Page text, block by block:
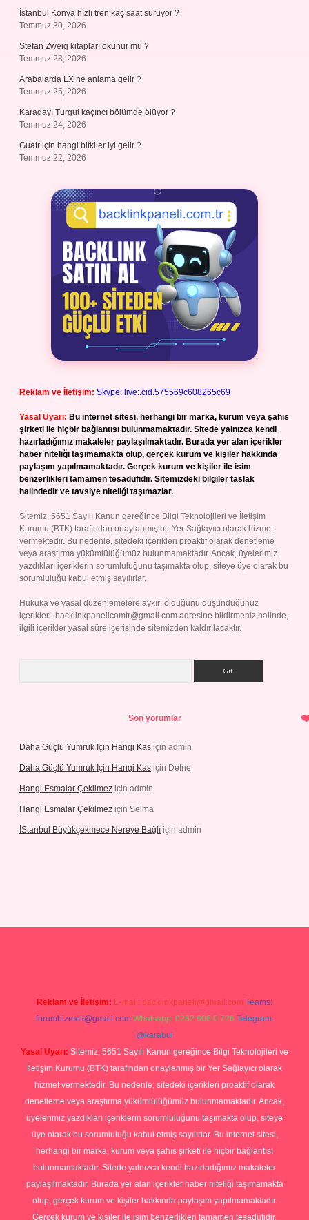
İstanbul Konya hızlı tren kaç saat sürüyor ?
Temmuz 30, 2026
Stefan Zweig kitapları okunur mu ?
Temmuz 28, 2026
Arabalarda LX ne anlama gelir ?
Temmuz 25, 2026
Karadayı Turgut kaçıncı bölümde ölüyor ?
Temmuz 24, 2026
Guatr için hangi bitkiler iyi gelir ?
Temmuz 22, 2026
Reklam ve İletişim: Skype: live:.cid.575569c608265c69
Yasal Uyarı: Bu internet sitesi, herhangi bir marka, kurum veya şahıs
şirketi ile hiçbir bağlantısı bulunmamaktadır. Sitede yalnızca kendi
hazırladığımız makaleler paylaşılmaktadır. Burada yer alan içerikler
haber niteliği taşımamakta olup, gerçek kurum ve kişiler hakkında
paylaşım yapılmamaktadır. Gerçek kurum ve kişiler ile isim
benzerlikleri tamamen tesadüfidir. Sitemizdeki bilgiler taslak
halindedir ve tavsiye niteliği taşımazlar.
Sitemiz, 5651 Sayılı Kanun gereğince Bilgi Teknolojileri ve İletişim
Kurumu (BTK) tarafından onaylanmış bir Yer Sağlayıcı olarak hizmet
vermektedir. Bu nedenle, sitedeki içerikleri proaktif olarak denetleme
veya araştırma yükümlülüğümüz bulunmamaktadır. Ancak, üyelerimiz
yazdıkları içeriklerin sorumluluğunu taşımakta olup, siteye üye olarak bu
sorumluluğu kabul etmiş sayılırlar.
Hukuka ve yasal düzenlemelere aykırı olduğunu düşündüğünüz
içerikleri, backlinkpanelicomtr@gmail.com adresine bildirmeniz halinde,
ilgili içerikler yasal süre içerisinde sitemizden kaldırılacaktır.
Son yorumlar
Daha Güçlü Yumruk Için Hangi Kas için admin
Daha Güçlü Yumruk Için Hangi Kas için Defne
Hangi Esmalar Çekilmez için admin
Hangi Esmalar Çekilmez için Selma
İStanbul Büyükçekmece Nereye Bağlı için admin
Reklam ve İletişim: E-mail: backlinkpaneli@gmail.com Teams:
forumhizmeti@gmail.com Whatsapp: 0262 606 0 726 Telegram:
@karabul
Yasal Uyarı: Sitemiz, 5651 Sayılı Kanun gereğince Bilgi Teknolojileri ve
İletişim Kurumu (BTK) tarafından onaylanmış bir Yer Sağlayıcı olarak
hizmet vermektedir. Bu nedenle, sitedeki içerikleri proaktif olarak
denetleme veya araştırma yükümlülüğümüz bulunmamaktadır. Ancak,
üyelerimiz yazdıkları içeriklerin sorumluluğunu taşımakta olup, siteye
üye olarak bu sorumluluğu kabul etmiş sayılırlar. Bu internet sitesi,
herhangi bir marka, kurum veya şahıs şirketi ile hiçbir bağlantısı
bulunmamaktadır. Sitede yalnızca kendi hazırladığımız makaleler
paylaşılmaktadır. Burada yer alan içerikler haber niteliği taşımamakta
olup, gerçek kurum ve kişiler hakkında paylaşım yapılmamaktadır.
Gerçek kurum ve kişiler ile isim benzerlikleri tamamen tesadüfidir.